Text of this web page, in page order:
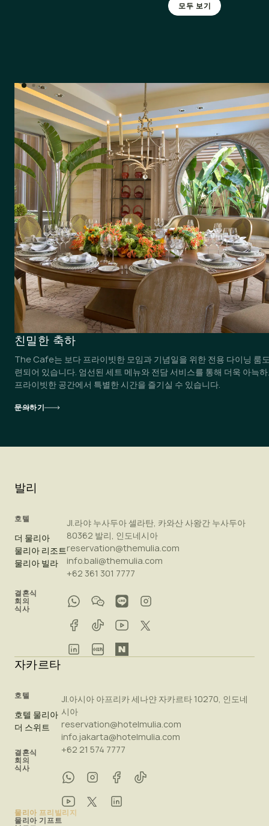
모두 보기
친밀한 축하
The Cafe는 보다 프라이빗한 모임과 기념일을 위한 전용 다이닝 룸
련되어 있습니다. 엄선된 세트 메뉴와 전담 서비스를 통해 더욱 아늑
프라이빗한 공간에서 특별한 시간을 즐기실 수 있습니다.
문의하기
발리
호텔
더 물리아
물리아 리조트
물리아 빌라
결혼식
회의
식사
Jl.라야 누사두아 셀라탄, 카와산 사왕간 누사두아
80362 발리, 인도네시아
reservation@themulia.com
info.bali@themulia.com
+62 361 301 7777
자카르타
호텔
호텔 물리아
더 스위트
결혼식
회의
식사
Jl.아시아 아프리카 세나얀 자카르타 10270, 인도네
시아
reservation@hotelmulia.com
info.jakarta@hotelmulia.com
+62 21 574 7777
물리아 프리빌리지
물리아 기프트